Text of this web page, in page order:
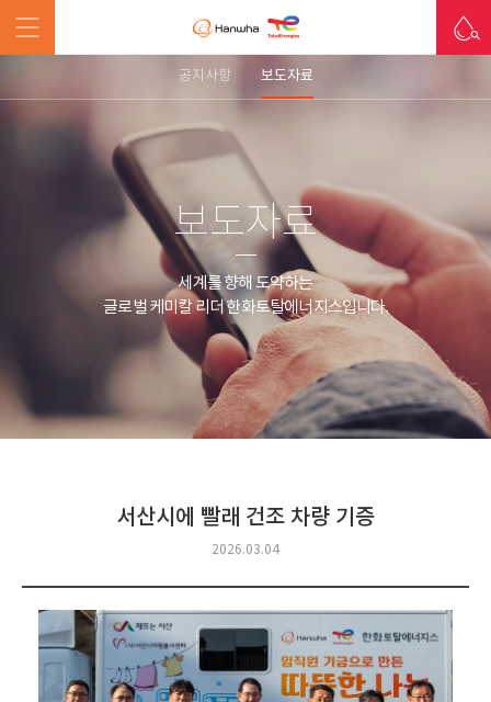
공지사항 보도자료
보도자료
세계를 향해 도약하는
글로벌 케미칼 리더 한화토탈에너지스입니다.
서산시에 빨래 건조 차량 기증
2026.03.04